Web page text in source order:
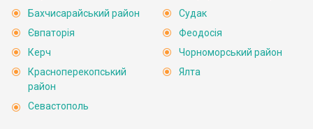
Бахчисарайський район
Євпаторія
Керч
Красноперекопський
район
Севастополь
Судак
Феодосія
Чорноморський район
Ялта